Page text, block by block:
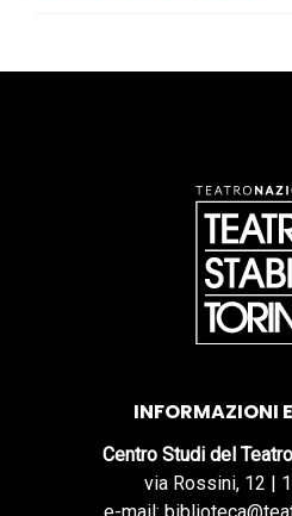
INFORMAZIONI
Centro Studi del
via Rossini, 12 |